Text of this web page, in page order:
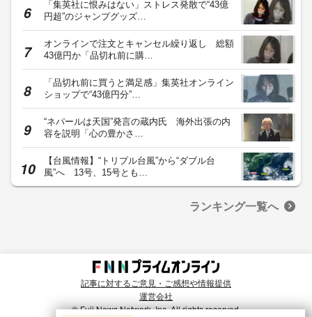
「集英社に恨みはない」ストレス発散で“43億
円超”のジャンプグッズ…
オンラインで注文とキャンセル繰り返し 総額
43億円か「品切れ前に購…
「品切れ前に買うと満足感」集英社オンライン
ショップで“43億円分”…
“ネパールは天国”発言の蔵内氏 海外出張の内
容を説明「心の豊かさ…
【台風情報】“トリプル台風”から“ダブル台
風”へ 13号、15号とも…
ランキング一覧へ
記事に対するご意見・ご感想や情報提供
運営会社
© Fuji News Network, Inc. All rights reserved.